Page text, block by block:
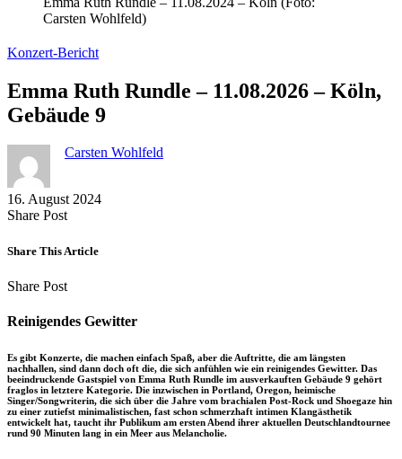
Carsten Wohlfeld)
Konzert-Bericht
Emma Ruth Rundle – 11.08.2026 – Köln,
Gebäude 9
Carsten Wohlfeld
16. August 2024
Share PostShare
Facebook
Copy
to
Send
via
Share This Article
Share PostShare
Facebook
Copy
to
Send
via
Reinigendes Gewitter
Es gibt Konzerte, die machen einfach Spaß, aber die Auftritte, die am längsten
nachhallen, sind dann doch oft die, die sich anfühlen wie ein reinigendes Gewitter. Das
beeindruckende Gastspiel von Emma Ruth Rundle im ausverkauften Gebäude 9 gehört
fraglos in letztere Kategorie. Die inzwischen in Portland, Oregon, heimische
Singer/Songwriterin, die sich über die Jahre vom brachialen Post-Rock und Shoegaze hin
zu einer zutiefst minimalistischen, fast schon schmerzhaft intimen Klangästhetik
entwickelt hat, taucht ihr Publikum am ersten Abend ihrer aktuellen Deutschlandtournee
rund 90 Minuten lang in ein Meer aus Melancholie.